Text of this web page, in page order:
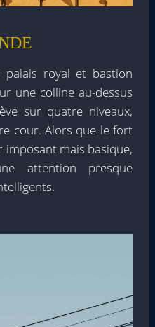
royal et bastion
une colline au-dessus
sur quatre niveaux,
cour. Alors que le fort
mais basique,
attention presque